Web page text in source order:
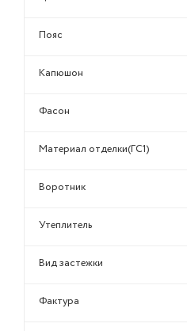
Пояс
Капюшон
Фасон
Материал отделки(ГС1)
Воротник
Утеплитель
Вид застежки
Фактура